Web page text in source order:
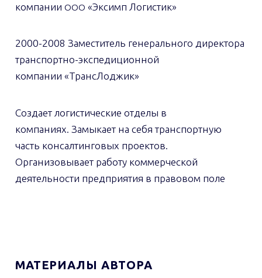
компании ООО «Эксимп Логистик»
2000-2008 Заместитель генерального директора
транспортно-экспедиционной
компании «ТрансЛоджик»
Создает логистические отделы в
компаниях. Замыкает на себя транспортную
часть консалтинговых проектов.
Организовывает работу коммерческой
деятельности предприятия в правовом поле
МАТЕРИАЛЫ АВТОРА